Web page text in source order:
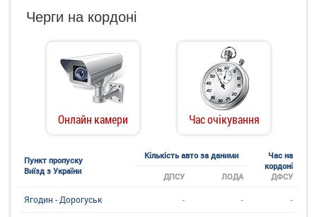
Черги на кордоні
Онлайн камери Час очікування
Пункт пропуску
Виїзд з України
Кількість авто за даними
Час на
кордоні
ДФСУ
ДПСУ ЛОДА
Ягодин - Дорогуськ - - -